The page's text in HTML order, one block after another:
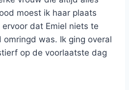
moest ik haar plaats
dat Emiel niets te
was. Ik ging overal
op de voorlaatste dag